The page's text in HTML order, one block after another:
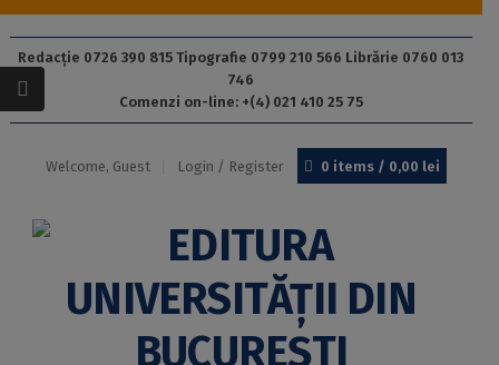
Redacție 0726 390 815 Tipografie 0799 210 566 Librărie 0760 013
746
Comenzi on-line: +(4) 021 410 25 75
Welcome, Guest Login / Register 0 items / 0,00 lei